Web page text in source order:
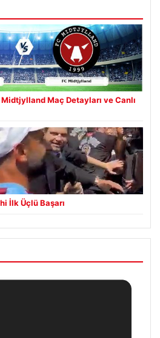
Maç Detayları ve Canlı
İlk Üçlü Başarı